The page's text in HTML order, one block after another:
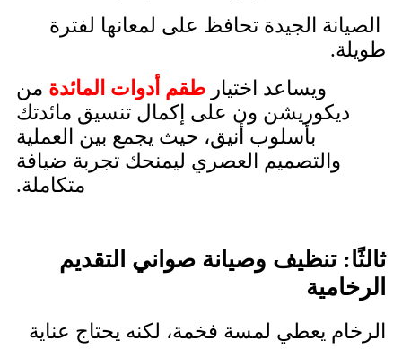
الصيانة الجيدة تحافظ على لمعانها لفترة
طويلة.
ويساعد اختيار طقم أدوات المائدة من
ديكوريشن ون على إكمال تنسيق مائدتك
بأسلوب أنيق، حيث يجمع بين العملية
والتصميم العصري ليمنحك تجربة ضيافة
متكاملة.
ثالثًا: تنظيف وصيانة صواني التقديم
الرخامية
الرخام يعطي لمسة فخمة، لكنه يحتاج عناية